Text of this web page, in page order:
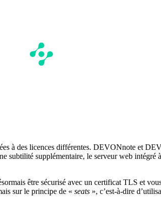
à des licences différentes. DEVONnote et
supplémentaire, le serveur web intégré
être sécurisé avec un certificat TLS et
sur le principe de « seats », c’est-à-dire